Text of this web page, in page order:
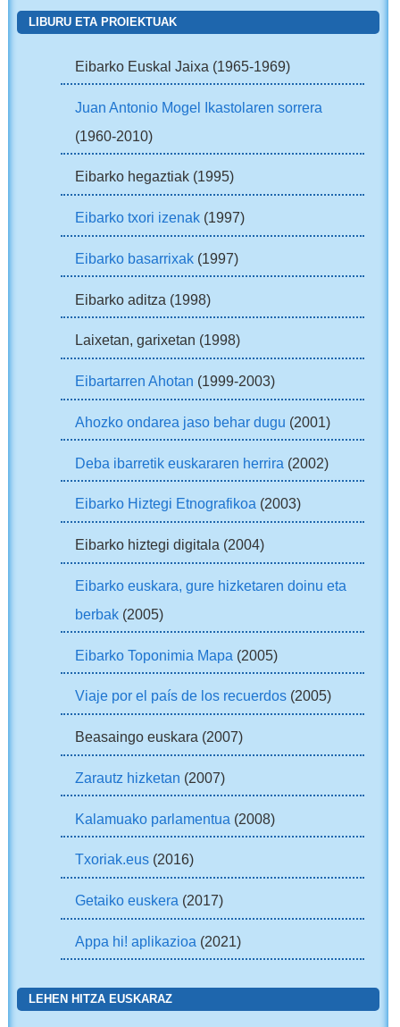
LIBURU ETA PROIEKTUAK
Eibarko Euskal Jaixa (1965-1969)
Juan Antonio Mogel Ikastolaren sorrera
(1960-2010)
Eibarko hegaztiak (1995)
Eibarko txori izenak(1997)
Eibarko basarrixak(1997)
Eibarko aditza (1998)
Laixetan, garixetan (1998)
Eibartarren Ahotan (1999-2003)
Ahozko ondarea jaso behar dugu (2001)
Deba ibarretik euskararen herrira (2002)
Eibarko Hiztegi Etnografikoa (2003)
Eibarko hiztegi digitala (2004)
Eibarko euskara, gure hizketaren doinu eta
berbak(2005)
Eibarko Toponimia Mapa (2005)
Viaje por el país de los recuerdos(2005)
Beasaingo euskara (2007)
Zarautz hizketan (2007)
Kalamuako parlamentua (2008)
Txoriak.eus(2016)
Getaiko euskera (2017)
Appa hi! aplikazioa (2021)
LEHEN HITZA EUSKARAZ